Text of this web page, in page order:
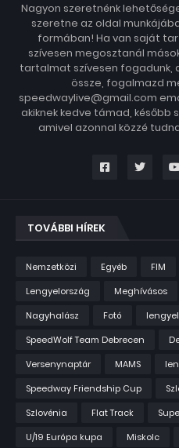
Nagyon szeretnénk
szeretne az oldal
formában! Ha van saját
szívesen megosztanál
tartalmat szívesen fogadunk,
össze, fogalmazd
speedwaylive@gmail.com
akiknek kedve támad, később
amivel azonnal közzé
TOVÁBBI HÍREK
Nemzetközi Egyéb FIM
Lengyelország
Meghívásos
Nagyhalász
Fotó
lengyel
SpeedWolf Team Debrecen
Versenynaptár
MAMS
Speedway Friendship Cup
Szlovénia
Flat Track
U/19 Európa kupa
Miskolc